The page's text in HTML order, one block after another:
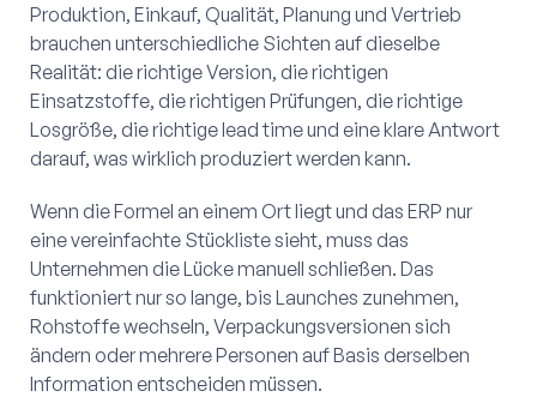
Produktion, Einkauf, Qualität, Planung und Vertrieb
brauchen unterschiedliche Sichten auf dieselbe
Realität: die richtige Version, die richtigen
Einsatzstoffe, die richtigen Prüfungen, die richtige
Losgröße, die richtige lead time und eine klare Antwort
darauf, was wirklich produziert werden kann.
Wenn die Formel an einem Ort liegt und das ERP nur
eine vereinfachte Stückliste sieht, muss das
Unternehmen die Lücke manuell schließen. Das
funktioniert nur so lange, bis Launches zunehmen,
Rohstoffe wechseln, Verpackungsversionen sich
ändern oder mehrere Personen auf Basis derselben
Information entscheiden müssen.